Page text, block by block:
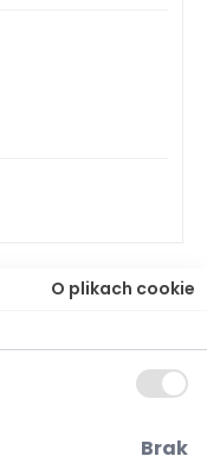
O plikach cookie
Brak